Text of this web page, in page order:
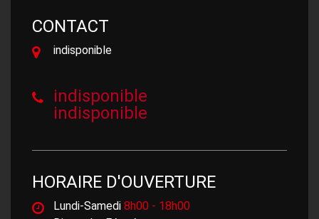
CONTACT
indisponible
indisponible
indisponible
HORAIRE D'OUVERTURE
Lundi-Samedi 8h00 - 18h00